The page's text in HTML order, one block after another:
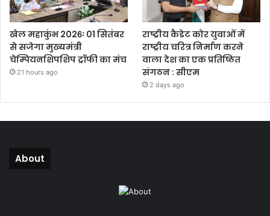
खेल महाकुंभ 2026ः 01 सितंबर
से सजेगा मुख्यमंत्री
चेम्पियनशिपशिप ट्रॉफी का मंच
21 hours ago
राष्ट्रीय कैडेट कोर युवाओं में
राष्ट्रीय चरित्र निर्माण करने
वाला देश का एक प्रतिष्ठित
संगठन : सीएम
2 days ago
About